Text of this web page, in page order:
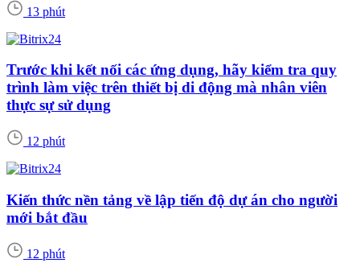
13 phút
Trước khi kết nối các ứng dụng, hãy kiểm tra quy
trình làm việc trên thiết bị di động mà nhân viên
thực sự sử dụng
12 phút
Kiến thức nền tảng về lập tiến độ dự án cho người
mới bắt đầu
12 phút